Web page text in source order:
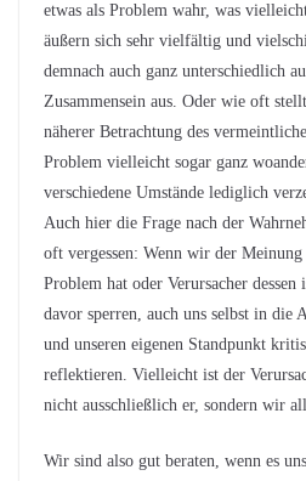
etwas als Problem wahr, was
äußern sich sehr vielfältig und
demnach auch ganz unterschiedlich
Zusammensein aus. Oder wie oft
näherer Betrachtung des
Problem vielleicht sogar ganz
verschiedene Umstände lediglich
Auch hier die Frage nach der
oft vergessen: Wenn wir der Meinung
Problem hat oder Verursacher
davor sperren, auch uns selbst in die
und unseren eigenen Standpunkt
reflektieren. Vielleicht ist der
nicht ausschließlich er, sondern wir
Wir sind also gut beraten, wenn es